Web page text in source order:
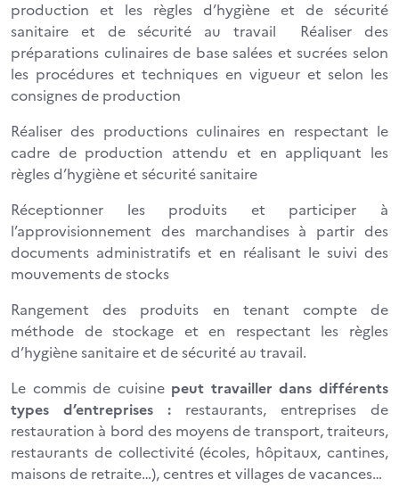
production et les règles d’hygiène et de sécurité
sanitaire et de sécurité au travail Réaliser des
préparations culinaires de base salées et sucrées selon
les procédures et techniques en vigueur et selon les
consignes de production
Réaliser des productions culinaires en respectant le
cadre de production attendu et en appliquant les
règles d’hygiène et sécurité sanitaire
Réceptionner les produits et participer à
l’approvisionnement des marchandises à partir des
documents administratifs et en réalisant le suivi des
mouvements de stocks
Rangement des produits en tenant compte de
méthode de stockage et en respectant les règles
d’hygiène sanitaire et de sécurité au travail.
Le commis de cuisine peut travailler dans différents
types
d’entreprises : restaurants, entreprises de
restauration à bord des moyens de transport, traiteurs,
restaurants de collectivité (écoles, hôpitaux, cantines,
maisons de retraite…), centres et villages de vacances…